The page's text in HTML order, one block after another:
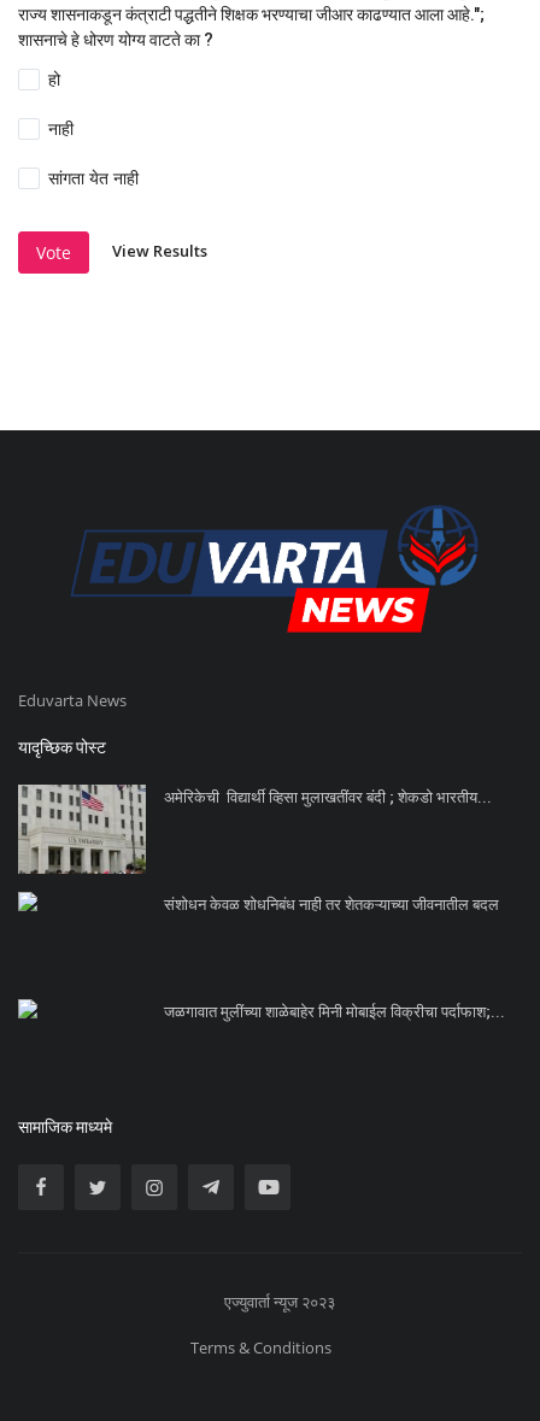
राज्य शासनाकडून कंत्राटी पद्धतीने शिक्षक भरण्याचा जीआर काढण्यात आला आहे.";
शासनाचे हे धोरण योग्य वाटते का ?
हो
नाही
सांगता येत नाही
Vote View Results
Eduvarta News
यादृच्छिक पोस्ट
अमेरिकेची विद्यार्थी व्हिसा मुलाखतींवर बंदी ; शेकडो भारतीय...
संशोधन केवळ शोधनिबंध नाही तर शेतकऱ्याच्या जीवनातील बदल
जळगावात मुलींच्या शाळेबाहेर मिनी मोबाईल विक्रीचा पर्दाफाश;...
सामाजिक माध्यमे
एज्युवार्ता न्यूज २०२३
Terms & Conditions